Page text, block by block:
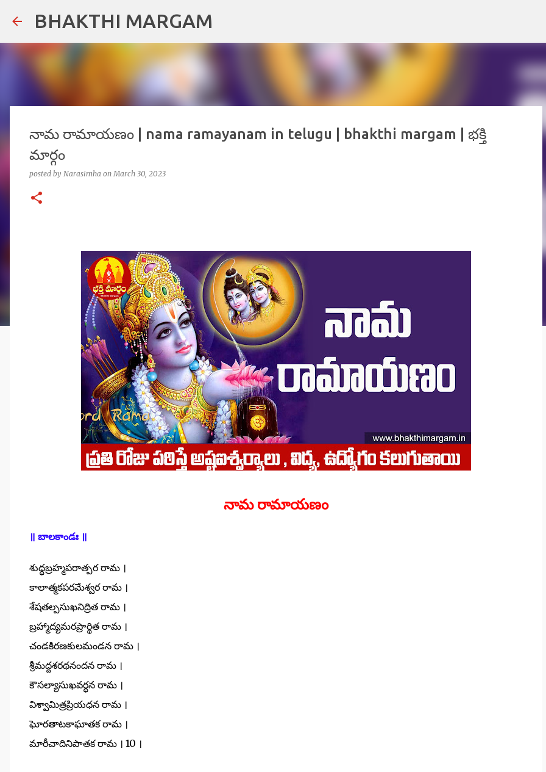
BHAKTHI MARGAM
నామ రామాయణం | nama ramayanam in telugu | bhakthi margam | భక్తి
మార్గం
posted by Narasimha onMarch 30, 2023
నామ రామాయణం
॥ బాలకాండః ॥
శుద్ధబ్రహ్మపరాత్పర రామ ।
కాలాత్మకపరమేశ్వర రామ ।
శేషతల్పసుఖనిద్రిత రామ ।
బ్రహ్మాద్యమరప్రార్థిత రామ ।
చండకిరణకులమండన రామ ।
శ్రీమద్దశరథనందన రామ ।
కౌసల్యాసుఖవర్ధన రామ ।
విశ్వామిత్రప్రియధన రామ ।
ఘోరతాటకాఘాతక రామ ।
మారీచాదినిపాతక రామ । 10 ।